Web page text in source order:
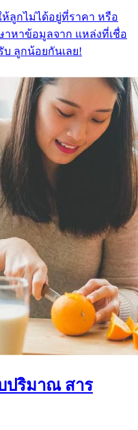
ลูกไม่ได้อยู่ที่ราคา หรือ
าหาข้อมูลจาก แหล่งที่เชื่อ
บ ลูกน้อยกันเลย!
ปริมาณ สาร